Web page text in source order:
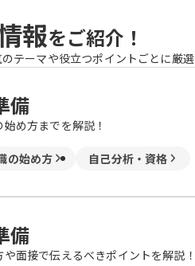
報をご紹介！
テーマや役立つポイントごとに厳選
備
め方までを解説！
の始め方 自己分析・資格
備
面接で伝えるべきポイントを解説！